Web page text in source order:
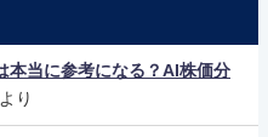
当に参考になる？AI株価分
より